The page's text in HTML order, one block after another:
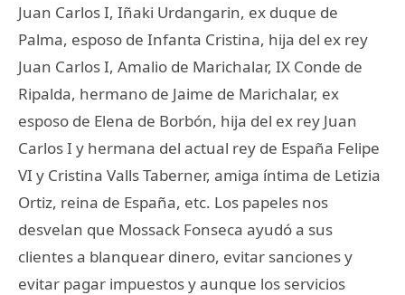
Juan Carlos I, Iñaki Urdangarin, ex duque de
Palma, esposo de Infanta Cristina, hija del ex rey
Juan Carlos I, Amalio de Marichalar, IX Conde de
Ripalda, hermano de Jaime de Marichalar, ex
esposo de Elena de Borbón, hija del ex rey Juan
Carlos I y hermana del actual rey de España Felipe
VI y Cristina Valls Taberner, amiga íntima de Letizia
Ortiz, reina de España, etc. Los papeles nos
desvelan que Mossack Fonseca ayudó a sus
clientes a blanquear dinero, evitar sanciones y
evitar pagar impuestos y aunque los servicios